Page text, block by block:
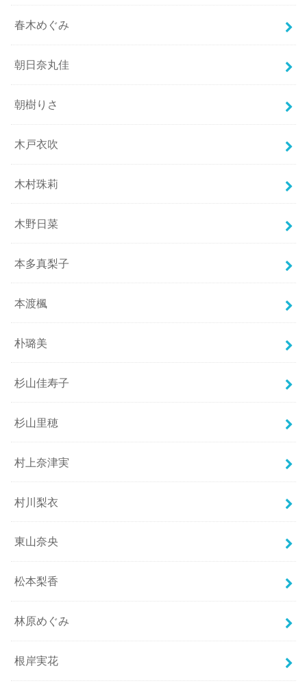
春木めぐみ
朝日奈丸佳
朝樹りさ
木戸衣吹
木村珠莉
木野日菜
本多真梨子
本渡楓
朴璐美
杉山佳寿子
杉山里穂
村上奈津実
村川梨衣
東山奈央
松本梨香
林原めぐみ
根岸実花